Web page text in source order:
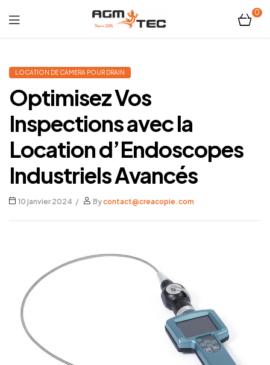
Tubicam®
XL
–
Caméra
d'inspection
Ø50
mm
0
LOCATION DE CAMERA POUR DRAIN
Optimisez Vos
Inspections avec la
Location d’Endoscopes
Industriels Avancés
10 janvier 2024 Bycontact@creacopie.com